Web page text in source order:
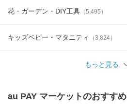
花・ガーデン・DIY工具 （5,495 ）
キッズベビー・マタニティ （3,824）
もっと見る
au PAY マーケットのおすすめ